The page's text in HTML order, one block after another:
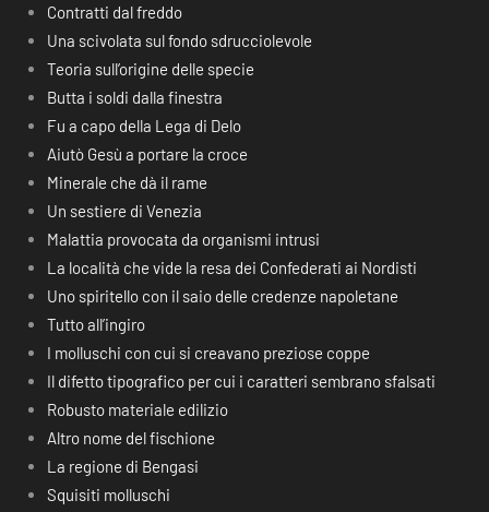
Contratti dal freddo
Una scivolata sul fondo sdrucciolevole
Teoria sull’origine delle specie
Butta i soldi dalla finestra
Fu a capo della Lega di Delo
Aiutò Gesù a portare la croce
Minerale che dà il rame
Un sestiere di Venezia
Malattia provocata da organismi intrusi
La località che vide la resa dei Confederati ai Nordisti
Uno spiritello con il saio delle credenze napoletane
Tutto all’ingiro
I molluschi con cui si creavano preziose coppe
Il difetto tipografico per cui i caratteri sembrano sfalsati
Robusto materiale edilizio
Altro nome del fischione
La regione di Bengasi
Squisiti molluschi